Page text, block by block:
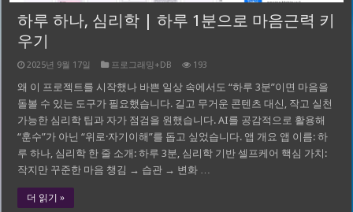
하루 하나, 심리학 | 하루 1분으로 마음근력 키
우기
2025년 9월 17일 프로그래밍+DB 193
왜 이 프로젝트를 시작했나 바쁜 일상 속에서도 “하루 3분”이면 마음을
돌볼 수 있는 도구가 필요했습니다. 길고 무거운 콘텐츠 대신, 작고 실천
가능한 심리학 팁과 자가 점검을 원했습니다. AI를 공감적으로 활용해
“훈수”가 아닌 “위로·자기이해”를 돕고 싶었습니다. 앱 개요 앱 이름: 하
루 하나, 심리학 한 줄 소개: 하루 3분, 심리학 기반 셀프케어 핵심 가치:
작지만 꾸준한 마음 챙김 → 습관 → 변화 …
더 읽기 »